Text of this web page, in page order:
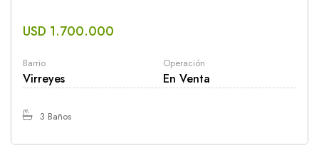
USD 1.700.000
Barrio
Virreyes
Operación
En Venta
3 Baños